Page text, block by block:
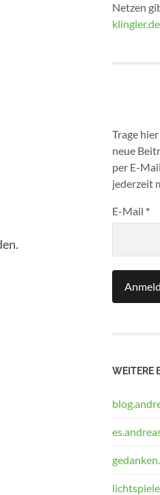
Netzen
klingler.de
Trage
neue
per E-
jederzeit
E-Mail *
WEITERE